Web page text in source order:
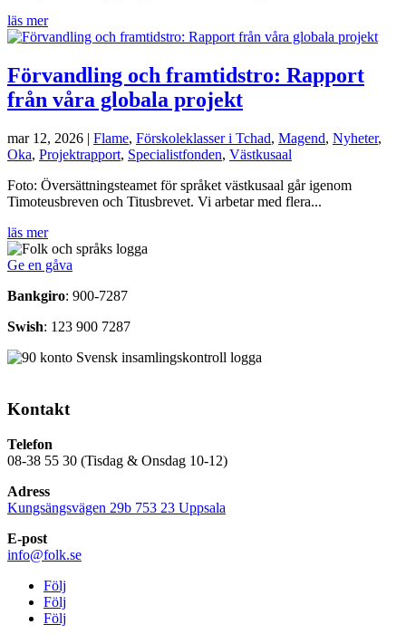
läs mer
Förvandling och framtidstro: Rapport
från våra globala projekt
mar 12, 2026 | Flame, Förskoleklasser i Tchad, Magend, Nyheter,
Oka, Projektrapport, Specialistfonden, Västkusaal
Foto: Översättningsteamet för språket västkusaal går igenom
Timoteusbreven och Titusbrevet. Vi arbetar med flera...
läs mer
Ge en gåva
Bankgiro: 900-7287
Swish: 123 900 7287
Kontakt
Telefon
08-38 55 30 (Tisdag & Onsdag 10-12)
Adress
Kungsängsvägen 29b 753 23 Uppsala
E-post
info@folk.se
Följ
Följ
Följ